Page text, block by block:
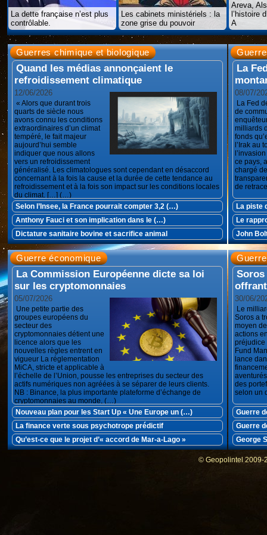
La dette française n’est plus
contrôlable.
Les cabinets ministériels : la
zone grise du pouvoir
Areva,
l’histoire
A
Guerres chimique et biologique
Quand les médias annonçaient le
refroidissement climatique
12/06/2026
« Alors que durant trois
quarts de siècle nous
avons connu les conditions
extraordinaires d’un climat
tempéré, le fait majeur
aujourd’hui semble
indiquer que nous allons
vers un refroidissement
généralisé. Les climatologues sont cependant en désaccord
concernant à la fois la cause et la durée de cette tendance au
refroidissement et à la fois son impact sur les conditions locales
du climat. […] (…)
Selon l’Insee, la France pourrait compter 3,2 (…)
Anthony Fauci et son implication dans le (…)
Dictature sanitaire bovine et sacrifice animal
La
08/07/
La Fed
de
milliards
fonds
l’Irak au
ce pays,
chargé
de
La piste
Le
John
Guerre économique
La Commission Européenne dicte sa loi
sur les cryptomonnaies
05/07/2026
Une petite partie des
groupes européens du
secteur des
cryptomonnaies détient une
licence alors que les
nouvelles règles entrent en
vigueur La réglementation
MiCA, stricte et applicable à
l’échelle de l’Union, pousse les entreprises du secteur des
actifs numériques non agréées à se séparer de leurs clients.
NB : Binance, la plus importante plateforme d’échange de
cryptomonnaies au monde, (…)
Nouveau plan pour les Start Up « Une Europe un (…)
La finance verte sous psychotrope prédictif
Qu’est-ce que le projet d’« accord de Mar-a-Lago »
30/06/
Le
Soros a
moyen
actions
préjudice
Fund
lance
des
selon un
Guerre
Guerre
George
© Geopolintel 2009-